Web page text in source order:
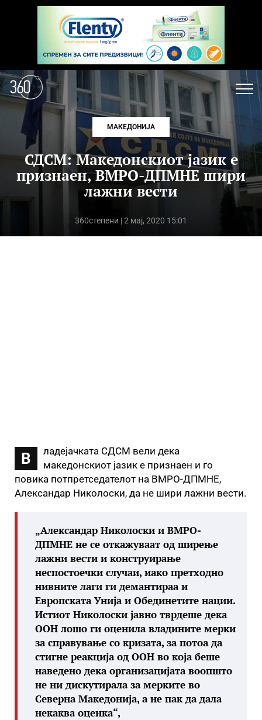
МАКЕДОНИЈА
СДСМ: Македонскиот јазик е
признаен, ВМРО-ДПМНЕ шири
лажни вести
360степени | 2 мај, 2020 15:01
В
ладејачката СДСМ вели дека
македонскиот јазик е признаен и го
повика потпретседателот на ВМРО-ДПМНЕ,
Александар Николоски, да не шири лажни вести.
„Александар Николоски и ВМРО-
ДПМНЕ не се откажуваат од ширење
лажни вести и конструирање
неспостоечки случаи, иако претходно
нивните лаги ги демантираа и
Европската Унија и Обединетите нации.
Истиот Николоски јавно тврдеше дека
ООН лошо ги оценила владините мерки
за справување со кризата, за потоа да
стигне реакција од ООН во која беше
наведено дека организацијата воопшто
не ни дискутирала за мерките во
Северна Македонија, а не пак да дала
некаква оценка“,